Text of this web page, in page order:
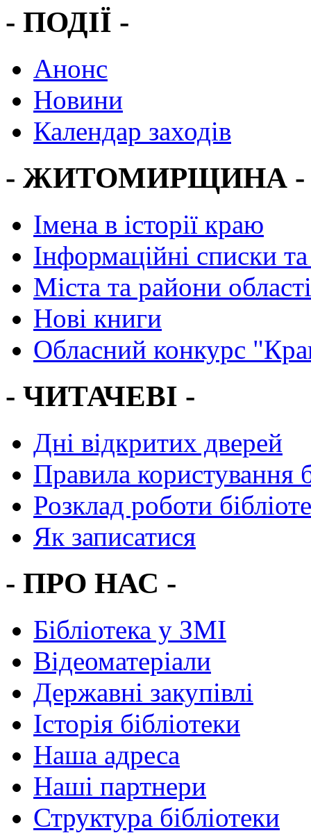
- ПОДІЇ -
Анонс
Новини
Календар заходів
- ЖИТОМИРЩИНА -
Імена в історії краю
Інформаційні списки
Міста та райони області
Нові книги
Обласний конкурс
- ЧИТАЧЕВІ -
Дні відкритих дверей
Правила користування
Розклад роботи
Як записатися
- ПРО НАС -
Бібліотека у ЗМІ
Відеоматеріали
Державні закупівлі
Історія бібліотеки
Наша адреса
Наші партнери
Структура бібліотеки